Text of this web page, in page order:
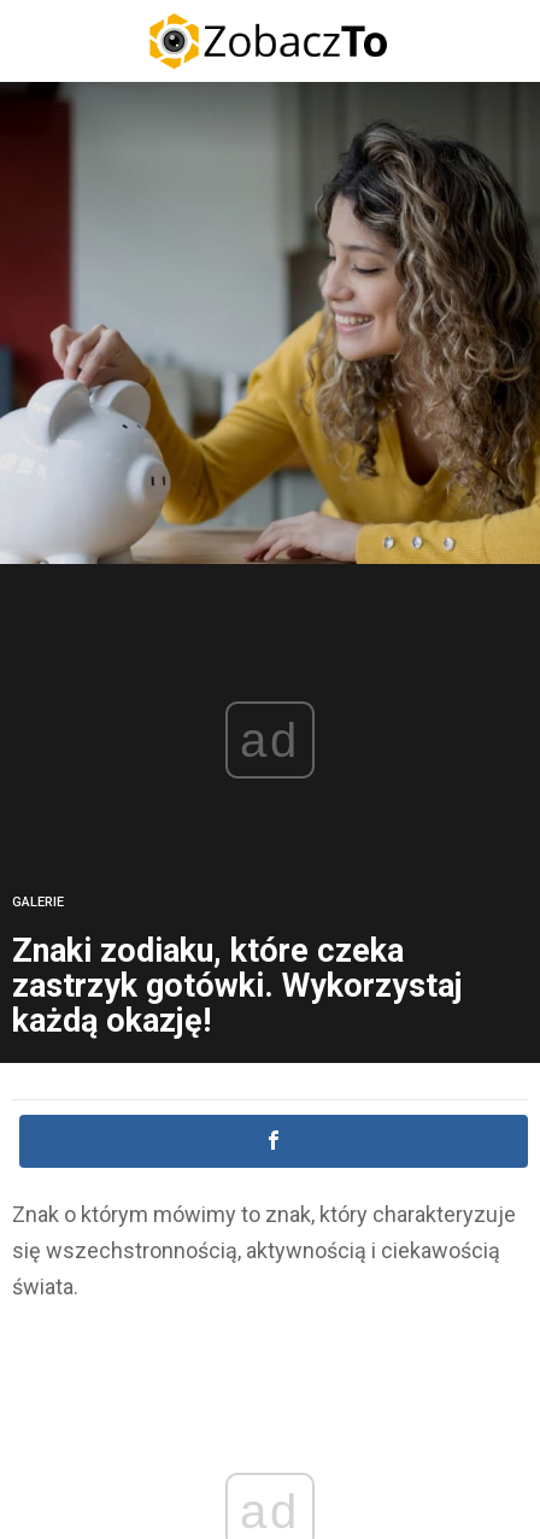
ad
GALERIE
Znaki zodiaku, które czeka
zastrzyk gotówki. Wykorzystaj
każdą okazję!
Znak o którym mówimy to znak, który charakteryzuje
się wszechstronnością, aktywnością i ciekawością
świata.
ad